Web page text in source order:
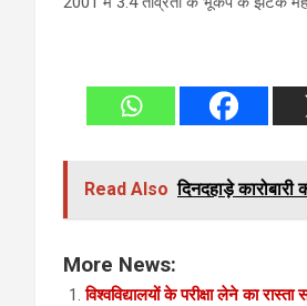
Read Also दिनदहाड़े
More News:
विश्वविद्यालयों के परीक्षा लेने का